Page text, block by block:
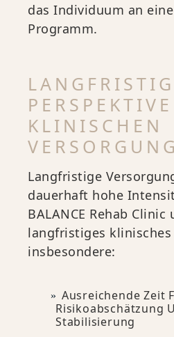
das Individuum an
Programm.
KLINISCHEN
VERSORGUNG
Langfristige
dauerhaft hohe
BALANCE Rehab Clinic
langfristiges klinisches
insbesondere:
Ausreichende Zeit
Risikoabschätzung
Stabilisierung